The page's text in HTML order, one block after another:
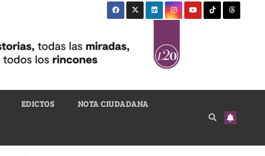
EDICTOS NOTA CIUDADANA